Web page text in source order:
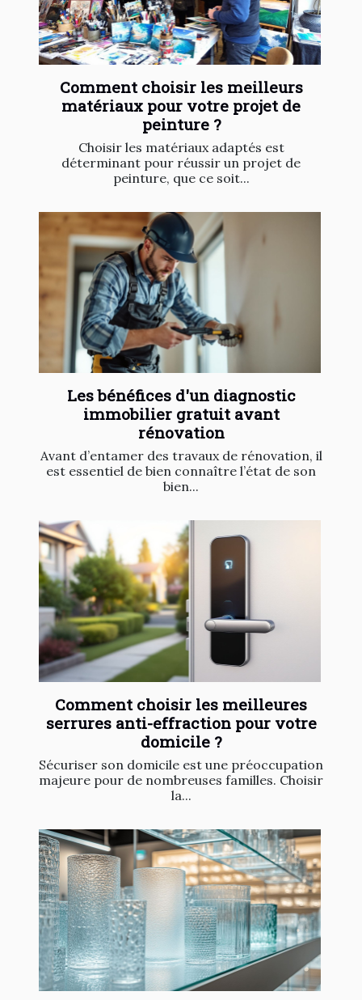
Comment choisir les meilleurs
matériaux pour votre projet de
peinture ?
Choisir les matériaux adaptés est
déterminant pour réussir un projet de
peinture, que ce soit...
Les bénéfices d'un diagnostic
immobilier gratuit avant
rénovation
Avant d’entamer des travaux de rénovation, il
est essentiel de bien connaître l’état de son
bien...
Comment choisir les meilleures
serrures anti-effraction pour votre
domicile ?
Sécuriser son domicile est une préoccupation
majeure pour de nombreuses familles. Choisir
la...